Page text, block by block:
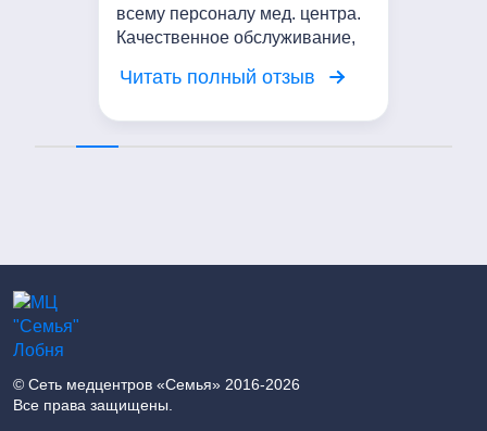
всему персоналу мед. центра.
Качественное обслуживание,
довольна посещением центра!
Читать полный отзыв
© Сеть медцентров «Семья» 2016-2026
Все права защищены.